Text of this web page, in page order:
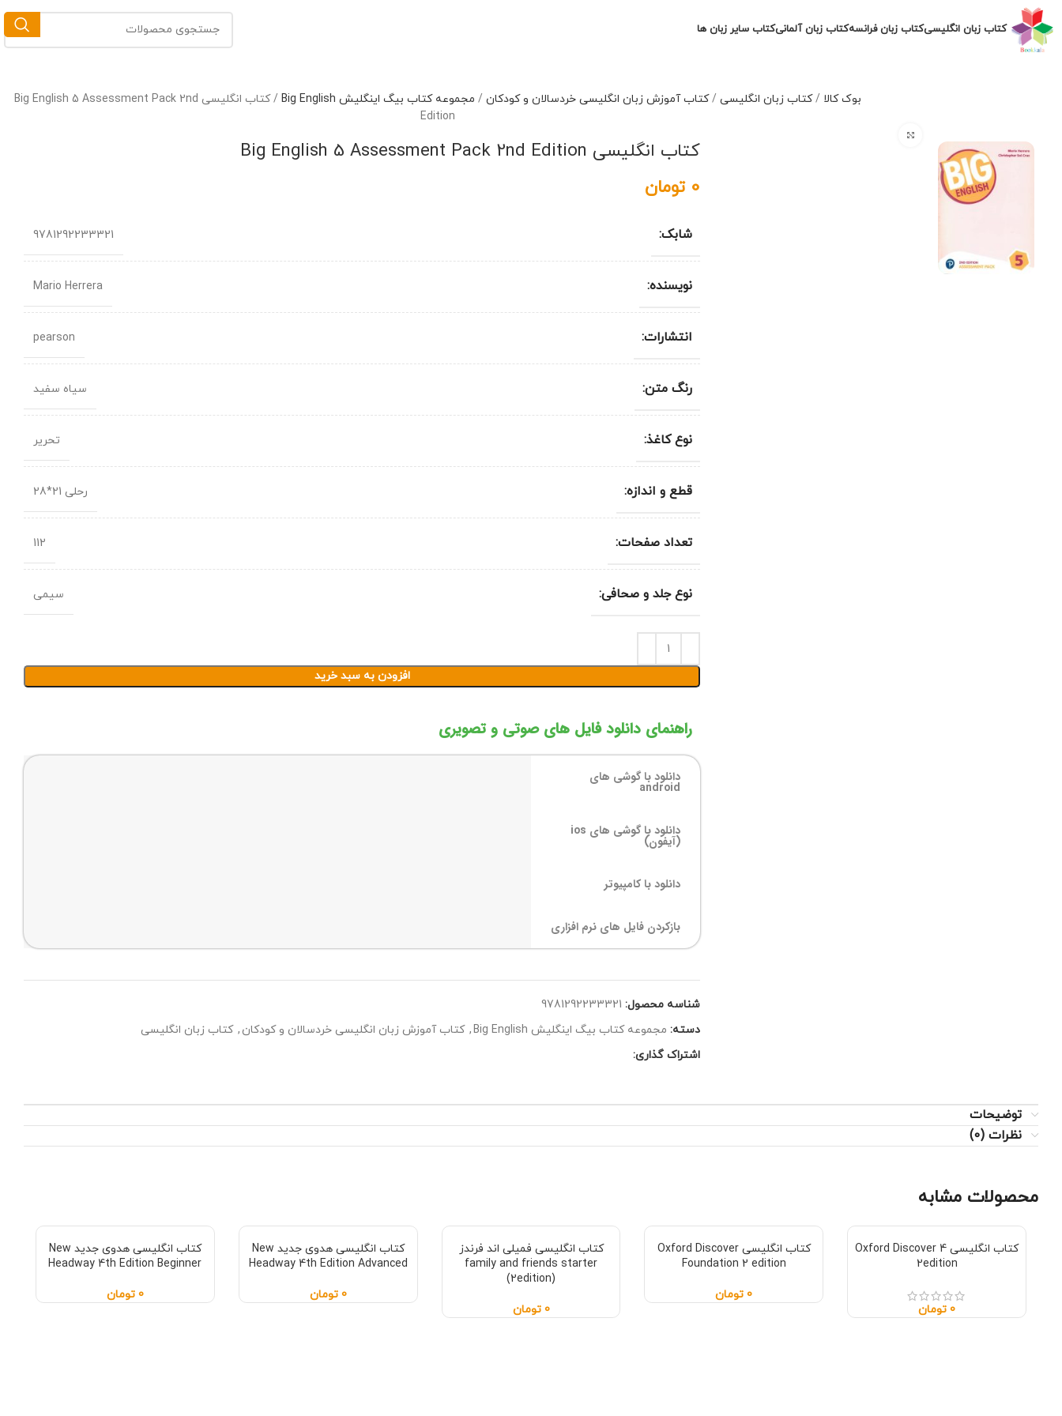
کتاب زبان انگلیسیکتاب زبان فرانسهکتاب زبان آلمانیکتاب سایر زبان ها
بوک کالا /کتاب زبان انگلیسی /کتاب آموزش زبان انگلیسی خردسالان و کودکان / مجموعه کتاب بیگ اینگلیش Big English /
کتاب انگلیسی Big English 5 Assessment Pack 2nd
Edition
کتاب انگلیسی Big English 5 Assessment Pack 2nd Edition
0 تومان
شابک: 9781292233321
نویسنده: Mario Herrera
انتشارات: pearson
رنگ متن: سیاه سفید
نوع کاغذ: تحریر
قطع و اندازه: رحلی 21*28
تعداد صفحات: 112
نوع جلد و صحافی: سیمی
افزودن به سبد خرید
راهنمای دانلود فایل های صوتی و تصویری
دانلود با گوشی های
android
دانلود با گوشی های ios
(آیفون)
دانلود با کامپیوتر
بازکردن فایل های نرم افزاری
شناسه محصول: 9781292233321
دسته: مجموعه کتاب بیگ اینگلیش Big English , کتاب آموزش زبان انگلیسی خردسالان و کودکان , کتاب زبان انگلیسی
اشتراک گذاری:
توضیحات
نظرات (0)
محصولات مشابه
کتاب انگلیسی Oxford Discover 4
2edition
0 تومان
کتاب انگلیسی Oxford Discover
Foundation 2 edition
0 تومان
کتاب انگلیسی فمیلی اند فرندز
family and friends starter
(2edition)
0 تومان
کتاب انگلیسی هدوی جدید New
Headway 4th Edition Advanced
0 تومان
کتاب انگلیسی هدوی جدید New
Headway 4th Edition Beginner
0 تومان